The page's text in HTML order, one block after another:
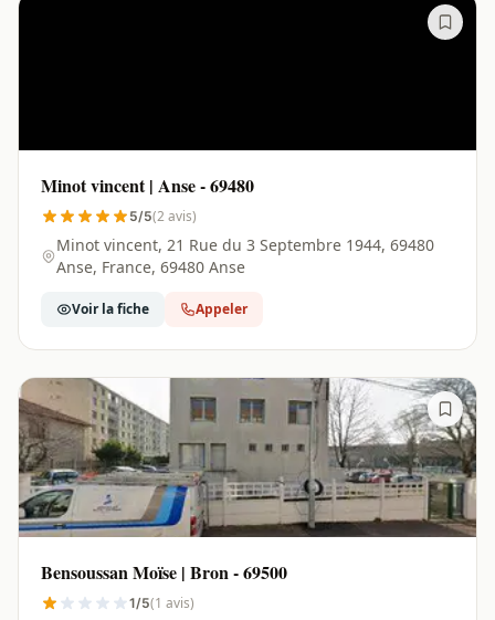
Minot vincent | Anse - 69480
5/5(2 avis)
Minot vincent, 21 Rue du 3 Septembre 1944, 69480
Anse, France, 69480 Anse
Voir la fiche Appeler
Bensoussan Moïse | Bron - 69500
1/5(1 avis)